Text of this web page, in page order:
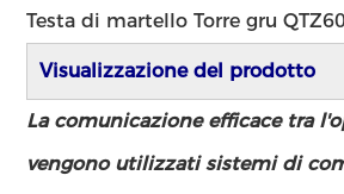
Testa di martello Torre gru
Visualizzazione del prodotto
La comunicazione efficace tra
vengono utilizzati sistemi di